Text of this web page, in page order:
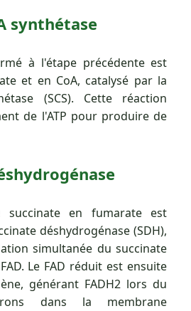
synthétase
à l'étape précédente est
et en CoA, catalysé par la
(SCS). Cette réaction
de l'ATP pour produire de
succinate en fumarate est
déshydrogénase (SDH),
simultanée du succinate
Le FAD réduit est ensuite
générant FADH2 lors du
dans la membrane